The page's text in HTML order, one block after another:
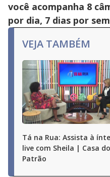
você acompanha 8
por dia, 7 dias por
VEJA TAMBÉM
Tá na Rua: Assista à
live com Sheila | Casa do
Patrão